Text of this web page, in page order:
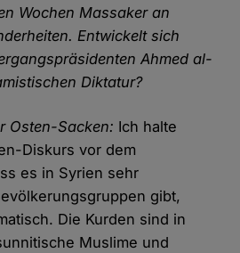
Wochen Massaker an
Entwickelt sich
Ahmed al-
Diktatur?
Osten-Sacken: Ich halte
Diskurs vor dem
es in Syrien sehr
gibt,
Die Kurden sind in
Muslime und